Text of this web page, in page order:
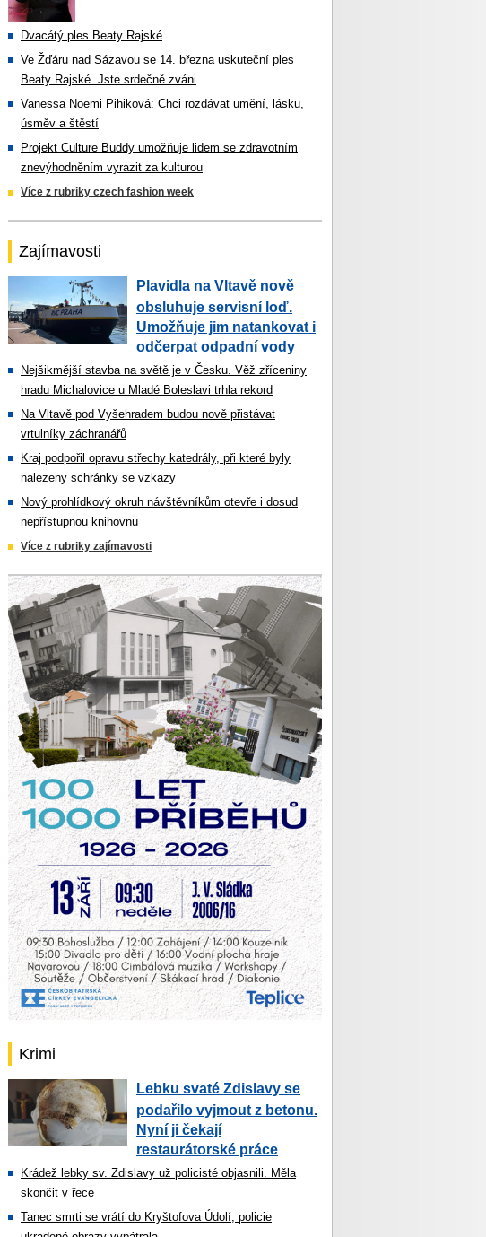
Dvacátý ples Beaty Rajské
Ve Žďáru nad Sázavou se 14. března uskuteční ples
Beaty Rajské. Jste srdečně zváni
Vanessa Noemi Pihiková: Chci rozdávat umění, lásku,
úsměv a štěstí
Projekt Culture Buddy umožňuje lidem se zdravotním
znevýhodněním vyrazit za kulturou
Více z rubriky czech fashion week
Zajímavosti
Plavidla na Vltavě nově
obsluhuje servisní loď.
Umožňuje jim natankovat i
odčerpat odpadní vody
Nejšikmější stavba na světě je v Česku. Věž zříceniny
hradu Michalovice u Mladé Boleslavi trhla rekord
Na Vltavě pod Vyšehradem budou nově přistávat
vrtulníky záchranářů
Kraj podpořil opravu střechy katedrály, při které byly
nalezeny schránky se vzkazy
Nový prohlídkový okruh návštěvníkům otevře i dosud
nepřístupnou knihovnu
Více z rubriky zajímavosti
Krimi
Lebku svaté Zdislavy se
podařilo vyjmout z betonu.
Nyní ji čekají
restaurátorské práce
Krádež lebky sv. Zdislavy už policisté objasnili. Měla
skončit v řece
Tanec smrti se vrátí do Kryštofova Údolí, policie